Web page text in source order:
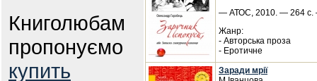
Книголюбам
пропонуємо
купить
— АТОС, 2010. — 264 с.
Жанр:
- Авторська проза
- Еротичне
Заради мрії